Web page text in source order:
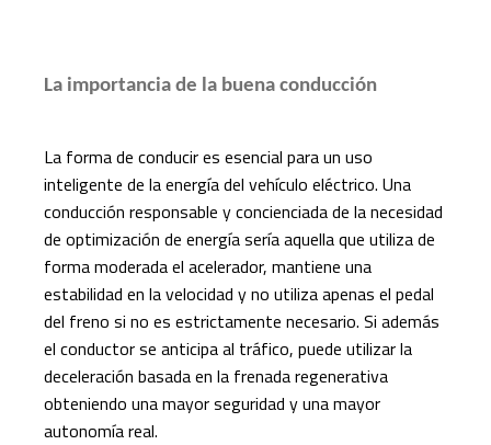
La importancia de la buena conducción
La forma de conducir es esencial para un uso
inteligente de la energía del vehículo eléctrico. Una
conducción responsable y concienciada de la necesidad
de optimización de energía sería aquella que utiliza de
forma moderada el acelerador, mantiene una
estabilidad en la velocidad y no utiliza apenas el pedal
del freno si no es estrictamente necesario. Si además
el conductor se anticipa al tráfico, puede utilizar la
deceleración basada en la frenada regenerativa
obteniendo una mayor seguridad y una mayor
autonomía real.